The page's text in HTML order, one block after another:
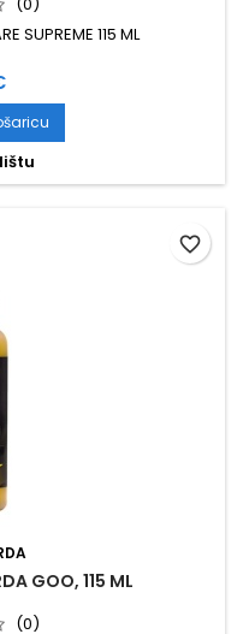
SUPREME 115 ML
GOO, 115 ML
(0)
favorite_border